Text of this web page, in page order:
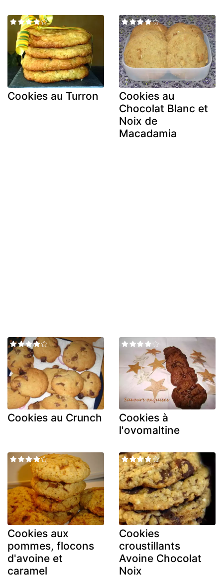
Cookies au Turron
Cookies au
Chocolat Blanc et
Noix de
Macadamia
Cookies au Crunch
Cookies à
l'ovomaltine
Cookies aux
pommes, flocons
d'avoine et
caramel
Cookies
croustillants
Avoine Chocolat
Noix